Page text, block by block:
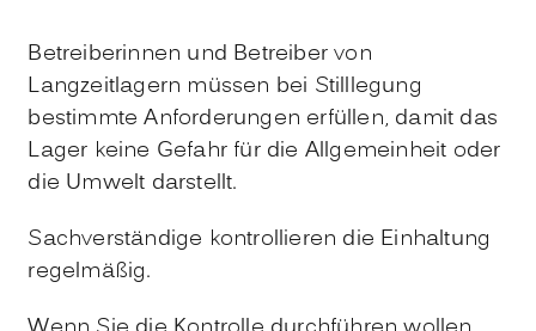
Betreiberinnen und Betreiber von
Langzeitlagern müssen bei Stilllegung
bestimmte Anforderungen erfüllen, damit das
Lager keine Gefahr für die Allgemeinheit oder
die Umwelt darstellt.
Sachverständige kontrollieren die Einhaltung
regelmäßig.